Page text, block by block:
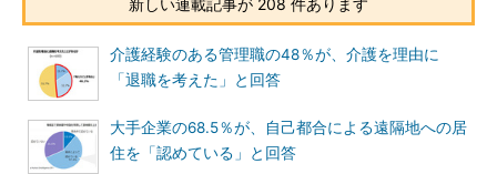
新しい連載記事が 208 件あります
介護経験のある管理職の48％が、介護を理由に
「退職を考えた」と回答
大手企業の68.5％が、自己都合による遠隔地への居
住を「認めている」と回答